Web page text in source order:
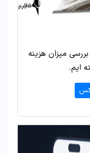
بررسی میزان هزینه
ایم.